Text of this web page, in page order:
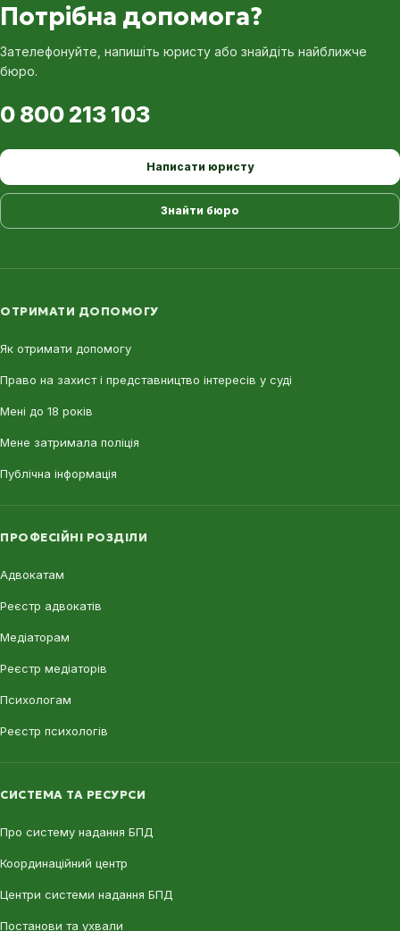
Потрібна допомога?
Зателефонуйте, напишіть юристу або знайдіть найближче
бюро.
0 800 213 103
Написати юристу
Знайти бюро
ОТРИМАТИ ДОПОМОГУ
Як отримати допомогу
Право на захист і представництво інтересів у суді
Мені до 18 років
Мене затримала поліція
Публічна інформація
ПРОФЕСІЙНІ РОЗДІЛИ
Адвокатам
Реєстр адвокатів
Медіаторам
Реєстр медіаторів
Психологам
Реєстр психологів
СИСТЕМА ТА РЕСУРСИ
Про систему надання БПД
Координаційний центр
Центри системи надання БПД
Постанови та ухвали